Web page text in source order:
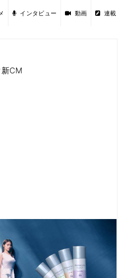
インタビュー 動画 連載
CM